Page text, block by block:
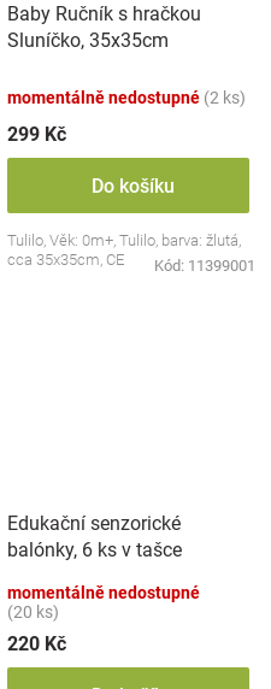
Baby Ručník s hračkou
Sluníčko, 35x35cm
momentálně nedostupné (2 ks)
299 Kč
Do košíku
Tulilo, Věk: 0m+, Tulilo, barva: žlutá,
cca 35x35cm, CE
Kód: 11399001
Edukační senzorické
balónky, 6 ks v tašce
momentálně nedostupné
(20 ks)
220 Kč